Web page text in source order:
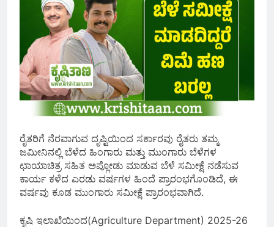
ರೈತರಿಗೆ ನೆರವಾಗುವ ದೃಷ್ಟಿಯಿಂದ ಸರ್ಕಾರವು ರೈತರು ತಮ್ಮ
ಜಮೀನಿನಲ್ಲಿ ಬೆಳೆದ ಹಿಂಗಾರು ಮತ್ತು ಮುಂಗಾರು ಬೆಳೆಗಳ
ಛಾಯಾಚಿತ್ರ ಸಹಿತ ಅಪ್ಲೋಡು ಮಾಡುವ ಬೆಳೆ ಸಮೀಕ್ಷೆ ನಡೆಸುವ
ಕಾರ್ಯ ಕಳೆದ ಎರಡು ವರ್ಷಗಳ ಹಿಂದೆ ಪ್ರಾರಂಭಗೊಂಡಿದೆ, ಈ
ವರ್ಷವು ಕೂಡ ಮುಂಗಾರು ಸಮೀಕ್ಷೆ ಪ್ರಾರಂಭವಾಗಿದೆ.
ಕೃಷಿ ಇಲಾಖೆಯಿಂದ(Agriculture Department) 2025-26